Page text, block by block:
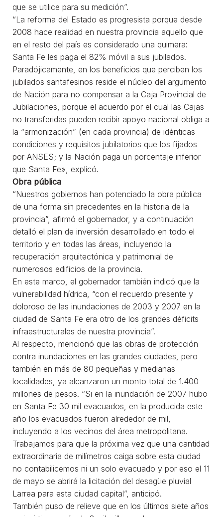
que se utilice para su medición”.
“La reforma del Estado es progresista porque desde
2008 hace realidad en nuestra provincia aquello que
en el resto del país es considerado una quimera:
Santa Fe les paga el 82% móvil a sus jubilados.
Paradójicamente, en los beneficios que perciben los
jubilados santafesinos reside el núcleo del argumento
de Nación para no compensar a la Caja Provincial de
Jubilaciones, porque el acuerdo por el cual las Cajas
no transferidas pueden recibir apoyo nacional obliga a
la “armonización” (en cada provincia) de idénticas
condiciones y requisitos jubilatorios que los fijados
por ANSES; y la Nación paga un porcentaje inferior
que Santa Fe», explicó.
Obra pública
“Nuestros gobiernos han potenciado la obra pública
de una forma sin precedentes en la historia de la
provincia”, afirmó el gobernador, y a continuación
detalló el plan de inversión desarrollado en todo el
territorio y en todas las áreas, incluyendo la
recuperación arquitectónica y patrimonial de
numerosos edificios de la provincia.
En este marco, el gobernador también indicó que la
vulnerabilidad hídrica, “con el recuerdo presente y
doloroso de las inundaciones de 2003 y 2007 en la
ciudad de Santa Fe era otro de los grandes déficits
infraestructurales de nuestra provincia”.
Al respecto, mencionó que las obras de protección
contra inundaciones en las grandes ciudades, pero
también en más de 80 pequeñas y medianas
localidades, ya alcanzaron un monto total de 1.400
millones de pesos. “Si en la inundación de 2007 hubo
en Santa Fe 30 mil evacuados, en la producida este
año los evacuados fueron alrededor de mil,
incluyendo a los vecinos del área metropolitana.
Trabajamos para que la próxima vez que una cantidad
extraordinaria de milímetros caiga sobre esta ciudad
no contabilicemos ni un solo evacuado y por eso el 11
de mayo se abrirá la licitación del desagüe pluvial
Larrea para esta ciudad capital”, anticipó.
También puso de relieve que en los últimos siete años